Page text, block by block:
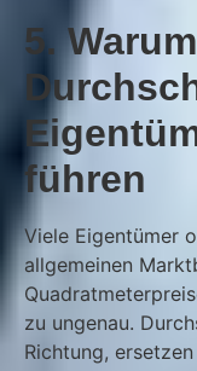
5. Warum
führen
Viele Eigentümer
allgemeinen
zu ungenau.
Richtung,